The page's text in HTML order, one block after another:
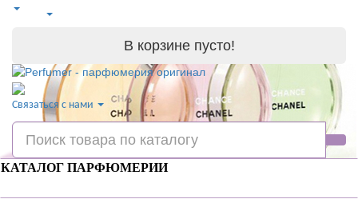
В корзине пусто!
Связаться с нами
КАТАЛОГ ПАРФЮМЕРИИ